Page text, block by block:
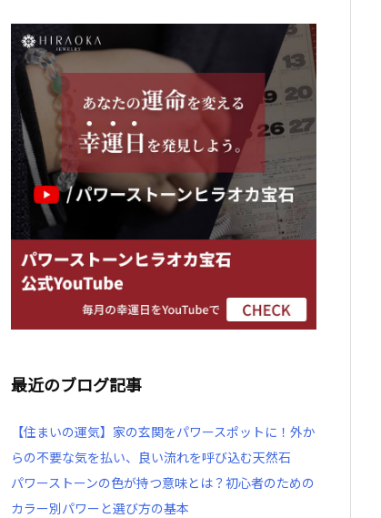
最近のブログ記事
【住まいの運気】家の玄関をパワースポットに！外か
らの不要な気を払い、良い流れを呼び込む天然石
パワーストーンの色が持つ意味とは？初心者のための
カラー別パワーと選び方の基本